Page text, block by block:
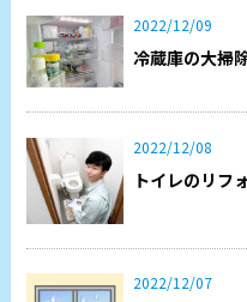
2022/12/09
冷蔵庫の大掃
2022/12/08
トイレのリフ
2022/12/07